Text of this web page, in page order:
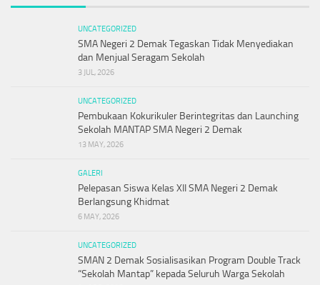
UNCATEGORIZED
SMA Negeri 2 Demak Tegaskan Tidak Menyediakan
dan Menjual Seragam Sekolah
3 JUL, 2026
UNCATEGORIZED
Pembukaan Kokurikuler Berintegritas dan Launching
Sekolah MANTAP SMA Negeri 2 Demak
13 MAY, 2026
GALERI
Pelepasan Siswa Kelas XII SMA Negeri 2 Demak
Berlangsung Khidmat
6 MAY, 2026
UNCATEGORIZED
SMAN 2 Demak Sosialisasikan Program Double Track
“Sekolah Mantap” kepada Seluruh Warga Sekolah